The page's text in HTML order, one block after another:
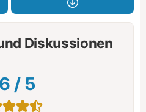
Diskussionen
/ 5